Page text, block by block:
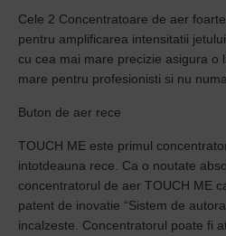
Cele 2 Concentratoare de aer
pentru amplificarea intensitatii
cu cea mai mare precizie asigura o
mare pentru profesionisti si nu
Buton de aer rece
TOUCH ME este primul
intotdeauna rece. Ca o noutate
concentratorul de aer TOUCH ME
patent de inovatie “Sistem de
incalzeste. Concentratorul poate fi